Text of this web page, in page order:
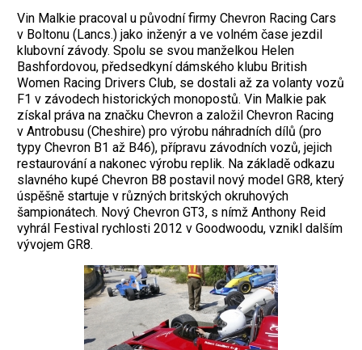
Vin Malkie pracoval u původní firmy Chevron Racing Cars
v Boltonu (Lancs.) jako inženýr a ve volném čase jezdil
klubovní závody. Spolu se svou manželkou Helen
Bashfordovou, předsedkyní dám­ského klubu British
Women Racing Drivers Club, se dostali až za volanty vozů
F1 v závodech his­torických monopostů. Vin Malkie pak
získal práva na značku Chevron a založil Chevron Racing
v Antro­busu (Cheshire) pro výrobu náhradních dílů (pro
typy Chevron B1 až B46), pří­pravu závodních vozů, jejich
restaurování a nakonec výrobu replik. Na základě odkazu
slavného kupé Chevron B8 postavil nový model GR8, který
úspěšně startuje v různých britských okruhových
šampionátech. Nový Chevron GT3, s nímž Anthony Reid
vyhrál Festival rychlosti 2012 v Good­woodu, vznikl dalším
vývojem GR8.